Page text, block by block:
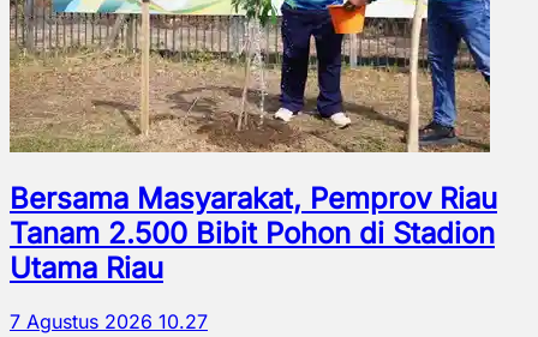
Bersama Masyarakat, Pemprov Riau
Tanam 2.500 Bibit Pohon di Stadion
Utama Riau
7 Agustus 2026 10.27